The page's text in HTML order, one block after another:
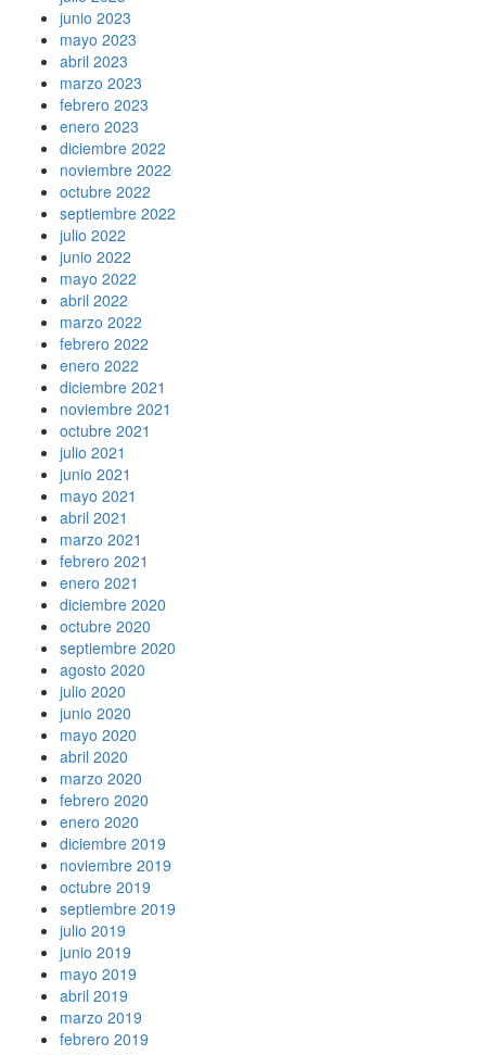
junio 2023
mayo 2023
abril 2023
marzo 2023
febrero 2023
enero 2023
diciembre 2022
noviembre 2022
octubre 2022
septiembre 2022
julio 2022
junio 2022
mayo 2022
abril 2022
marzo 2022
febrero 2022
enero 2022
diciembre 2021
noviembre 2021
octubre 2021
julio 2021
junio 2021
mayo 2021
abril 2021
marzo 2021
febrero 2021
enero 2021
diciembre 2020
octubre 2020
septiembre 2020
agosto 2020
julio 2020
junio 2020
mayo 2020
abril 2020
marzo 2020
febrero 2020
enero 2020
diciembre 2019
noviembre 2019
octubre 2019
septiembre 2019
julio 2019
junio 2019
mayo 2019
abril 2019
marzo 2019
febrero 2019